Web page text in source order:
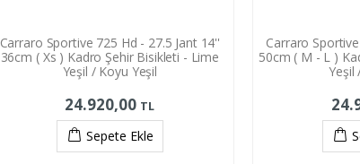
Carraro Sportive 725 Hd - 27.5 Jant 14''
36cm ( Xs ) Kadro Şehir Bisikleti - Lime
Yeşil / Koyu Yeşil
24.920,00 TL
Sepete Ekle
Carraro
50cm ( M - L )
Yeşil